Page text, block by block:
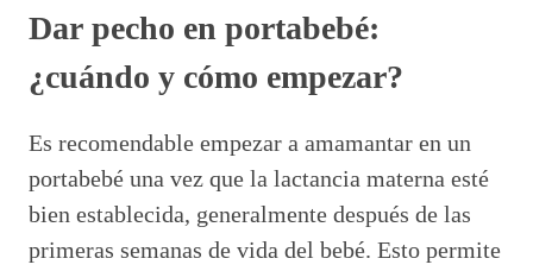
Dar pecho en portabebé:
¿cuándo y cómo empezar?
Es recomendable empezar a amamantar en un
portabebé una vez que la lactancia materna esté
bien establecida, generalmente después de las
primeras semanas de vida del bebé. Esto permite